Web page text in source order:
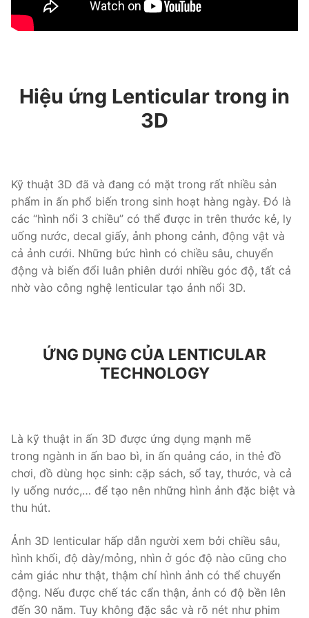
Hiệu ứng Lenticular trong in
3D
Kỹ thuật 3D đã và đang có mặt trong rất nhiều sản
phẩm in ấn phổ biến trong sinh hoạt hàng ngày. Đó là
các “hình nổi 3 chiều” có thể được in trên thước kẻ, ly
uống nước, decal giấy, ảnh phong cảnh, động vật và
cả ảnh cưới. Những bức hình có chiều sâu, chuyển
động và biến đổi luân phiên dưới nhiều góc độ, tất cả
nhờ vào công nghệ lenticular tạo ảnh nổi 3D.
ỨNG DỤNG CỦA LENTICULAR
TECHNOLOGY
Là kỹ thuật in ấn 3D được ứng dụng mạnh mẽ
trong ngành in ấn bao bì, in ấn quảng cáo, in thẻ đồ
chơi, đồ dùng học sinh: cặp sách, sổ tay, thước, và cả
ly uống nước,… để tạo nên những hình ảnh đặc biệt và
thu hút.
Ảnh 3D lenticular hấp dẫn người xem bởi chiều sâu,
hình khối, độ dày/mỏng, nhìn ở góc độ nào cũng cho
cảm giác như thật, thậm chí hình ảnh có thể chuyển
động. Nếu được chế tác cẩn thận, ảnh có độ bền lên
đến 30 năm. Tuy không đặc sắc và rõ nét như phim